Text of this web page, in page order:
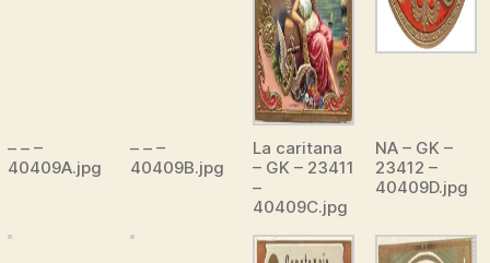
– – –
40409A.jpg
– – –
40409B.jpg
La caritana
– GK – 23411
–
40409C.jpg
NA – GK –
23412 –
40409D.jpg